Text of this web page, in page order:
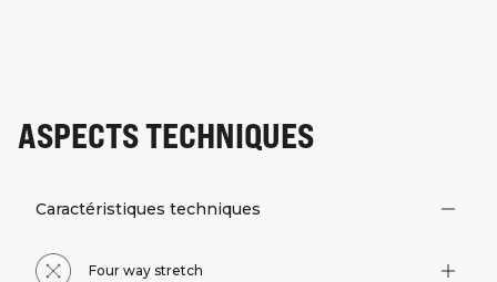
ASPECTS TECHNIQUES
Caractéristiques techniques
Four way stretch